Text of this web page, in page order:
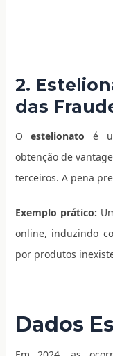
2.
das
Oestelionato é
obtenção de
terceiros. A pena
Exemplo prático:
online, induzindo
por produtos
Dados